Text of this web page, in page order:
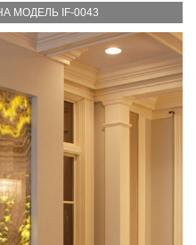
МОДЕЛЬ IF-0043